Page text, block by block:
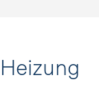
Heizung